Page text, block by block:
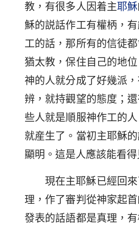
教，有很多人因着主耶穌
穌的説話作工有權柄，
工的話，那所有的信徒
猶太教，保住自己的地
神的人就分成了好幾派
辨，就持觀望的態度；
些人就是順服神作工的
就産生了。當初主耶穌
顯明。這是人應該能看得
現在主耶穌已經回
理，作了審判從神家起
發表的話語都是真理，